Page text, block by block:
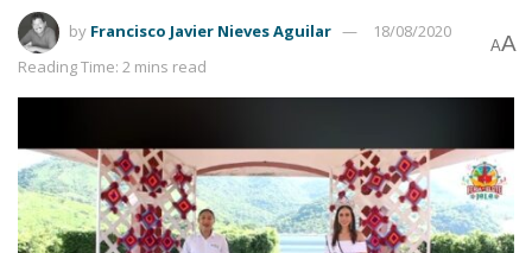
by Francisco Javier Nieves Aguilar
18/08/2020
Reading Time: 2 mins read
AA